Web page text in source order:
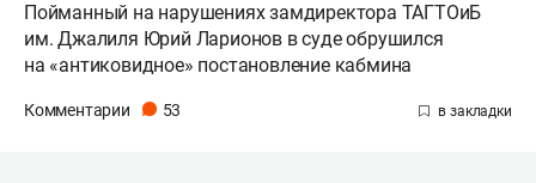
Пойманный на нарушениях замдиректора ТАГТОиБ
им. Джалиля Юрий Ларионов в суде обрушился
на «антиковидное» постановление кабмина
Комментарии 53